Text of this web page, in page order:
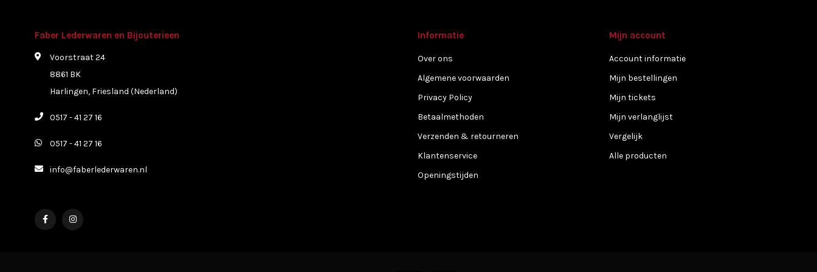
Faber Lederwaren en Bijouterieen
Voorstraat 24
8861 BK
Harlingen, Friesland (Nederland)
0517 - 41 27 16
0517 - 41 27 16
info@faberlederwaren.nl
Informatie
Over ons
Algemene voorwaarden
Privacy Policy
Betaalmethoden
Verzenden & retourneren
Klantenservice
Openingstijden
Mijn account
Account informatie
Mijn bestellingen
Mijn tickets
Mijn verlanglijst
Vergelijk
Alle producten